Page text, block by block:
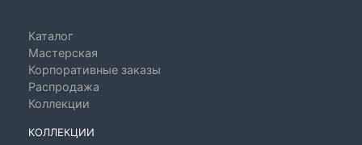
Каталог
Мастерская
Корпоративные заказы
Распродажа
Коллекции
КОЛЛЕКЦИИ